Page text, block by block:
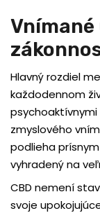
Hlavný rozdiel
každodennom
zmyslového
podlieha
vyhradený na
CBD nemení
svoje